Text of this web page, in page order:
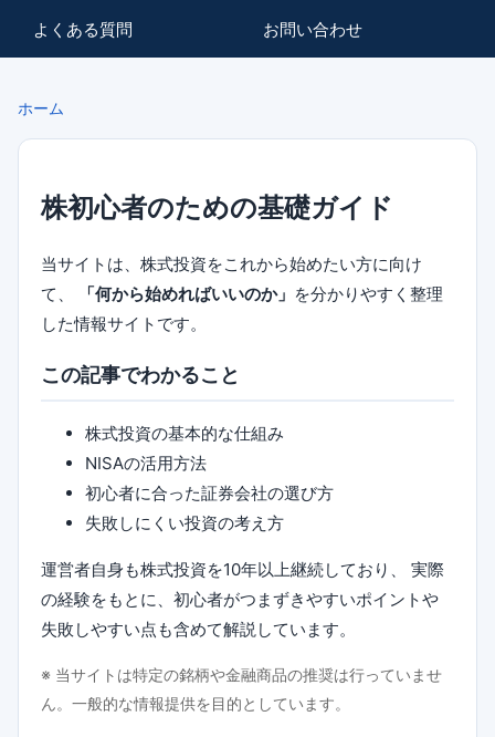
よくある質問 お問い合わせ
ホーム
株初心者のための基礎ガイド
当サイトは、株式投資をこれから始めたい方に向け
て、
「何から始めればいいのか」 を分かりやすく整理
した情報サイトです。
この記事でわかること
株式投資の基本的な仕組み
NISAの活用方法
初心者に合った証券会社の選び方
失敗しにくい投資の考え方
運営者自身も株式投資を10年以上継続しており、 実際
の経験をもとに、初心者がつまずきやすいポイントや
失敗しやすい点も含めて解説しています。
※ 当サイトは特定の銘柄や金融商品の推奨は行っていませ
ん。一般的な情報提供を目的としています。